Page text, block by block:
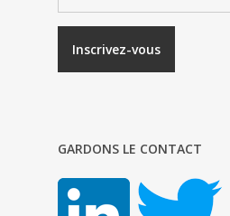
GARDONS LE CONTACT